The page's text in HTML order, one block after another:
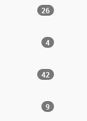
26
4
42
9